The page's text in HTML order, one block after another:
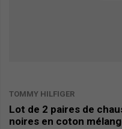
TOMMY HILFIGER
Lot de 2 paires de
noires en coton